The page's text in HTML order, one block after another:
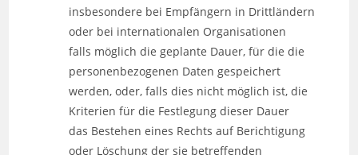
insbesondere bei Empfängern in Drittländern
oder bei internationalen Organisationen
falls möglich die geplante Dauer, für die die
personenbezogenen Daten gespeichert
werden, oder, falls dies nicht möglich ist, die
Kriterien für die Festlegung dieser Dauer
das Bestehen eines Rechts auf Berichtigung
oder Löschung der sie betreffenden